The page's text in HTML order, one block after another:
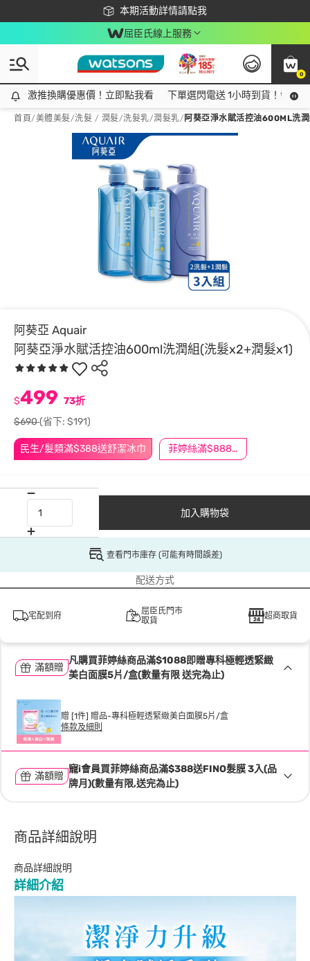
本期活動詳情請點我
下載app最高回饋$350
屈臣氏線上服務
0
激推換購優惠價！立即點我看
激推換購優惠價！立即點我看 下單選閃電送 1小時到貨！領神
首頁/美體美髮/洗髮 / 潤髮/洗髮乳/潤髮乳/ 阿葵亞淨水賦活控油600ML洗
阿葵亞 Aquair
阿葵亞淨水賦活控油600ml洗潤組(洗髮x2+潤髮x1)
民生/髮類滿$388送舒潔冰巾 菲婷絲滿$888折$88
$499 73折
$690(省下: $191)
加入購物袋
查看門市庫存 (可能有時間誤差)
配送方式
宅配到府
屈臣氏門市
取貨
超商取貨
滿額贈
凡購買菲婷絲商品滿$1088即贈專科極輕透緊緻
美白面膜5片/盒(數量有限 送完為止)
贈 [1件] 贈品-專科極輕透緊緻美白面膜5片/盒
條款及細則
滿額贈
寵i會員買菲婷絲商品滿$388送FINO髮膜 3入(品
牌月)(數量有限,送完為止)
商品詳細說明
商品詳細說明
詳細介紹